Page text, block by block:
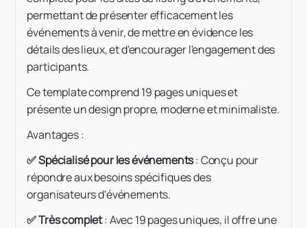
permettant de présenter efficacement les
événements à venir, de mettre en évidence les
détails des lieux, et d'encourager l'engagement des
participants.
Ce template comprend 19 pages uniques et
présente un design propre, moderne et minimaliste.
Avantages :
✅ Spécialisé pour les événements: Conçu pour
répondre aux besoins spécifiques des
organisateurs d'événements.
✅ Très complet: Avec 19 pages uniques, il offre une